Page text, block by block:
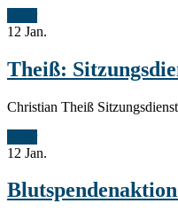
12 Jan.
Theiß:
Christian Theiß
12 Jan.